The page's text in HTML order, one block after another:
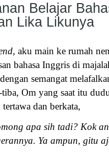
Belajar
Lika Likunya
, aku main ke rumah
bahasa Inggris di
semangat
Om yang saat itu
dan berkata,
apa sih tadi? Kok
Ya ampun, gitu